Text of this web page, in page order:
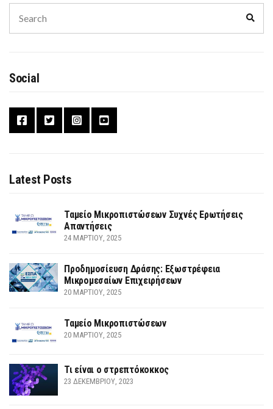
for:
Social
Latest Posts
Ταμείο Μικροπιστώσεων Συχνές Ερωτήσεις
Απαντήσεις
24 ΜΑΡΤΊΟΥ, 2025
Προδημοσίευση Δράσης: Εξωστρέφεια
Μικρομεσαίων Επιχειρήσεων
20 ΜΑΡΤΊΟΥ, 2025
Ταμείο Μικροπιστώσεων
20 ΜΑΡΤΊΟΥ, 2025
Τι είναι ο στρεπτόκοκκος
23 ΔΕΚΕΜΒΡΊΟΥ, 2023